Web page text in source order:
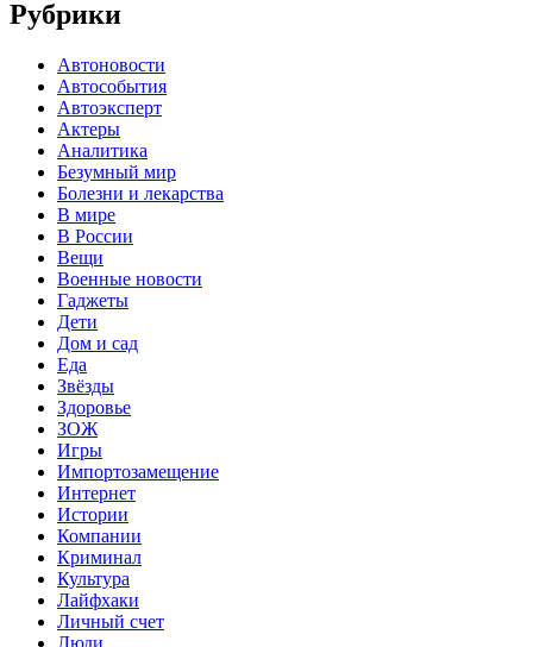
Рубрики
Автоновости
Автособытия
Автоэксперт
Актеры
Аналитика
Безумный мир
Болезни и лекарства
В мире
В России
Вещи
Военные новости
Гаджеты
Дети
Дом и сад
Еда
Звёзды
Здоровье
ЗОЖ
Игры
Импортозамещение
Интернет
Истории
Компании
Криминал
Культура
Лайфхаки
Личный счет
Люди